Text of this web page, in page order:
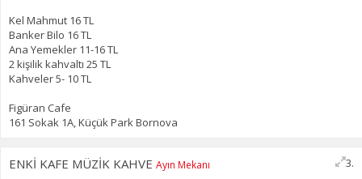
Kel Mahmut 16 TL
Banker Bilo 16 TL
Ana Yemekler 11-16 TL
2 kişilik kahvaltı 25 TL
Kahveler 5- 10 TL
Figüran Cafe
161 Sokak 1A, Küçük Park Bornova
ENKİ KAFE MÜZİK KAHVE Ayın Mekanı
3.